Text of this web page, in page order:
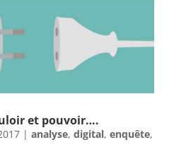
et pouvoir….
| analyse, digital, enquête,